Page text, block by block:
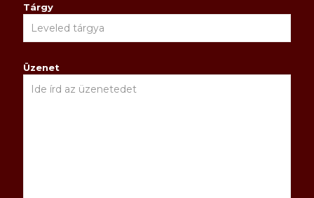
Tárgy
Üzenet